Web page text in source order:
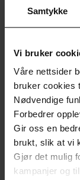
Samtykke
Vi bruker
Våre nettsider
bruker cookies
Nødvendige
Forbedrer
Gir oss en
brukt, slik at vi
Gjør det mulig
kampanjer og
201,-
Anthony